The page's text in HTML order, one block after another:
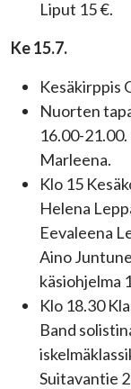
Liput 15 €.
Ke 15.7.
Kesäkirppis
Nuorten
16.00-
Marleena.
Klo 15
Helena
Eevaleena
Aino
käsiohjelma
Klo 18.30
Band
Suitavantie